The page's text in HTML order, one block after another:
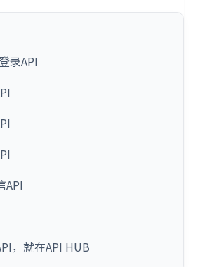
录API
API
，就在API HUB